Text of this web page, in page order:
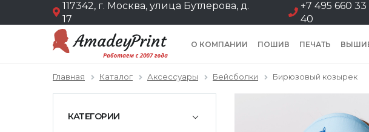
117342, г. Москва, улица Бутлерова, д.
17
+7 495 660 33
40
О КОМПАНИИ ПОШИВ ПЕЧАТЬ
Главная Каталог Аксессуары Бейсболки Бирюзовый козырек
КАТЕГОРИИ